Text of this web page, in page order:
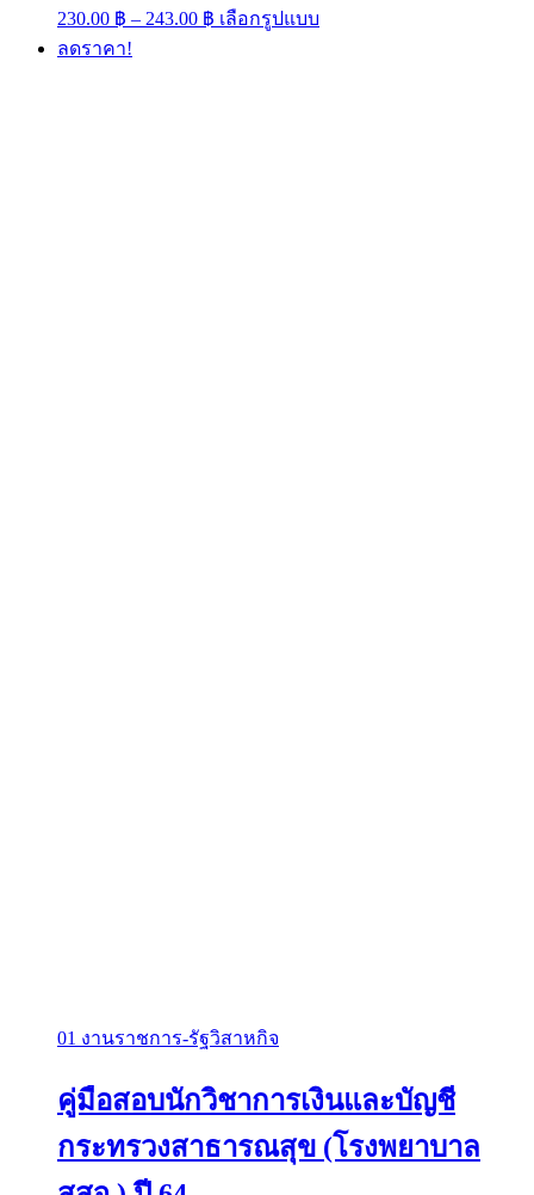
230.00 ฿ – 243.00 ฿ Price
range:
เลือกรูปแบบ
product
ลดราคา!
01 งานราชการ-รัฐวิสาหกิจ
คู่มือสอบนักวิชาการเงินและบัญชี
กระทรวงสาธารณสุข (โรงพยาบาล